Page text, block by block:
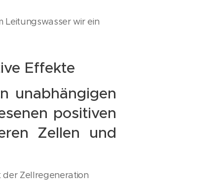
Leitungswasser wir ein
Effekte
unabhängigen
positiven
Zellen und
der Zellregeneration